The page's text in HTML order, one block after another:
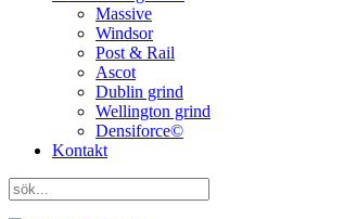
Massive
Windsor
Post & Rail
Ascot
Dublin grind
Wellington grind
Densiforce©
Kontakt